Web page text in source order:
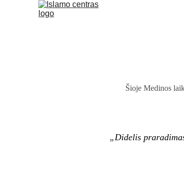
Šioje Medinos
„Didelis